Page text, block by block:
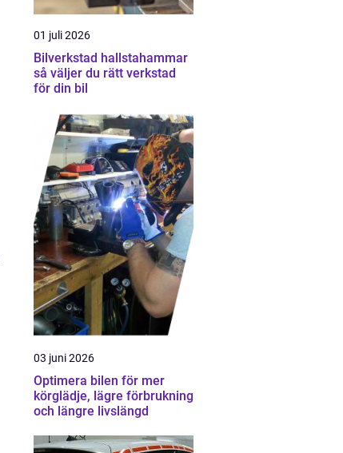
01 juli 2026
Bilverkstad hallstahammar
så väljer du rätt verkstad
för din bil
03 juni 2026
Optimera bilen för mer
körglädje, lägre förbrukning
och längre livslängd